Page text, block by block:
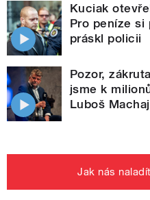
Kuciak
Pro peníze si
práskl policii
Pozor,
jsme k
Luboš Machaj
Jak nás